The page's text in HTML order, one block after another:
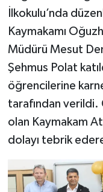
İlkokulu’nda
Kaymakamı
Müdürü Mesut
Şehmus Polat
öğrencilerine
tarafından verildi.
olan Kaymakam
dolayı tebrik